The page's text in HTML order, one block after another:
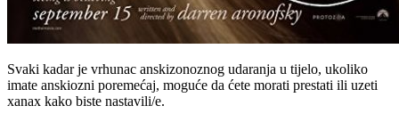
Svaki kadar je vrhunac anskizonoznog udaranja u tijelo, ukoliko
imate anskiozni poremećaj, moguće da ćete morati prestati ili uzeti
xanax kako biste nastavili/e.